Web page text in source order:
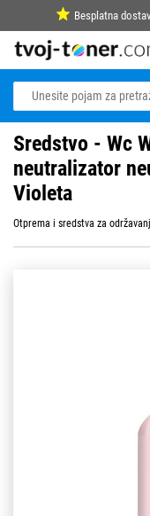
Besplatna
Sredstvo - Wc
neutralizator
Violeta
Otprema i sredstva za